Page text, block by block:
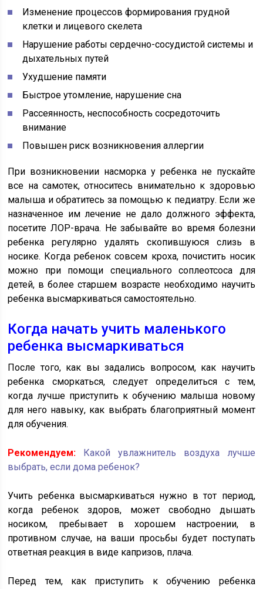
Изменение процессов формирования грудной
клетки и лицевого скелета
Нарушение работы сердечно-сосудистой системы и
дыхательных путей
Ухудшение памяти
Быстрое утомление, нарушение сна
Рассеянность, неспособность сосредоточить
внимание
Повышен риск возникновения аллергии
При возникновении насморка у ребенка не пускайте
все на самотек, относитесь внимательно к здоровью
малыша и обратитесь за помощью к педиатру. Если же
назначенное им лечение не дало должного эффекта,
посетите ЛОР-врача. Не забывайте во время болезни
ребенка регулярно удалять скопившуюся слизь в
носике. Когда ребенок совсем кроха, почистить носик
можно при помощи специального соплеотсоса для
детей, в более старшем возрасте необходимо научить
ребенка высмаркиваться самостоятельно.
Когда начать учить маленького
ребенка высмаркиваться
После того, как вы задались вопросом, как научить
ребенка сморкаться, следует определиться с тем,
когда лучше приступить к обучению малыша новому
для него навыку, как выбрать благоприятный момент
для обучения.
Рекомендуем:
Какой увлажнитель воздуха лучше
выбрать, если дома ребенок?
Учить ребенка высмаркиваться нужно в тот период,
когда ребенок здоров, может свободно дышать
носиком, пребывает в хорошем настроении, в
противном случае, на ваши просьбы будет поступать
ответная реакция в виде капризов, плача.
Перед тем, как приступить к обучению ребенка